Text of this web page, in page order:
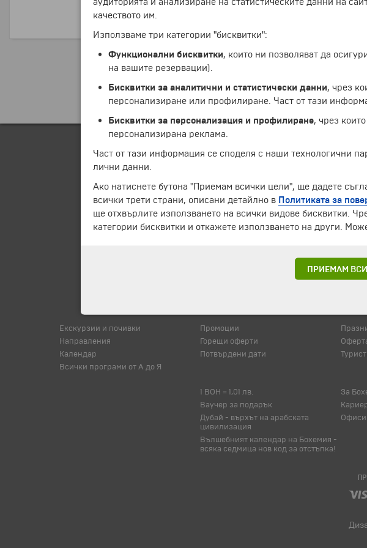
© 1994-2026
Екскурзии и почивки
Направления
Календар
Всички програми от А до Я
Промоции
Горещи оферти
Потвърдени дати
1 BOH = 1,01 лв.
Ваучер за подарък
Дубай - върхът на арабската
цивилизация
Вълшебният календар на Бохемия -
всяка седмица нов код за отстъпка!
За
Офиси
качеството им.
Използваме три категории "бисквитки":
Функционални бисквитки, които ни позволяват да
на вашите резервации).
Бисквитки за аналитични и статистически данни, чрез
персонализиране или профилиране. Част от тази
Бисквитки за персонализация и профилиране, чрез
персонализирана реклама.
Част от тази информация се споделя с наши технологични
лични данни.
Ако натиснете бутона "Приемам всички цели", ще дадете
всички трети страни, описани детайлно в Политиката за
ще отхвърлите използването на всички видове бисквитки.
категории бисквитки и откажете използването на други.
ПРИЕМАМ